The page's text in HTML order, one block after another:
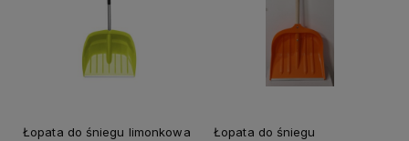
Łopata do śniegu limonkowa
Łopata do śniegu